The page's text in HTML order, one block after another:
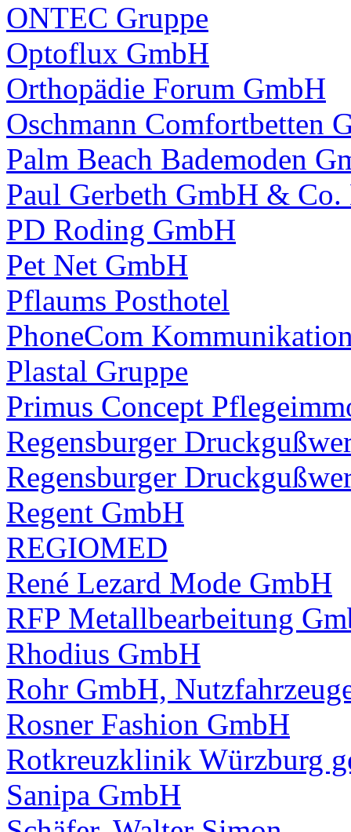
ONTEC Gruppe
Optoflux GmbH
Orthopädie Forum GmbH
Oschmann Comfortbetten
Palm Beach Bademoden
Paul Gerbeth GmbH &
PD Roding GmbH
Pet Net GmbH
Pflaums Posthotel
PhoneCom
Plastal Gruppe
Primus Concept
Regensburger
Regensburger
Regent GmbH
REGIOMED
René Lezard Mode GmbH
RFP Metallbearbeitung
Rhodius GmbH
Rohr GmbH,
Rosner Fashion GmbH
Rotkreuzklinik Würzburg
Sanipa GmbH